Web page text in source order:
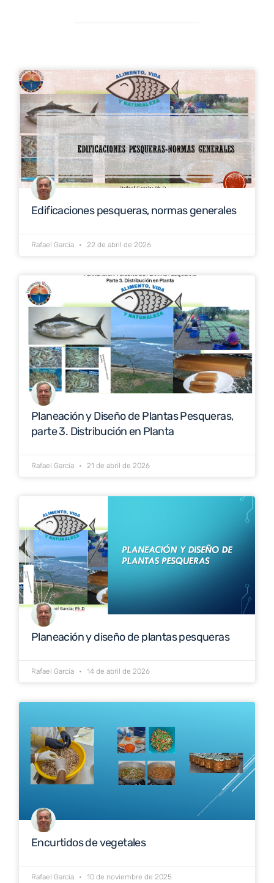
Edificaciones pesqueras, normas generales
Rafael Garcia 22 de abril de 2026
Planeación y Diseño de Plantas Pesqueras,
parte 3. Distribución en Planta
Rafael Garcia 21 de abril de 2026
Planeación y diseño de plantas pesqueras
Rafael Garcia 14 de abril de 2026
Encurtidos de vegetales
Rafael Garcia 10 de noviembre de 2025